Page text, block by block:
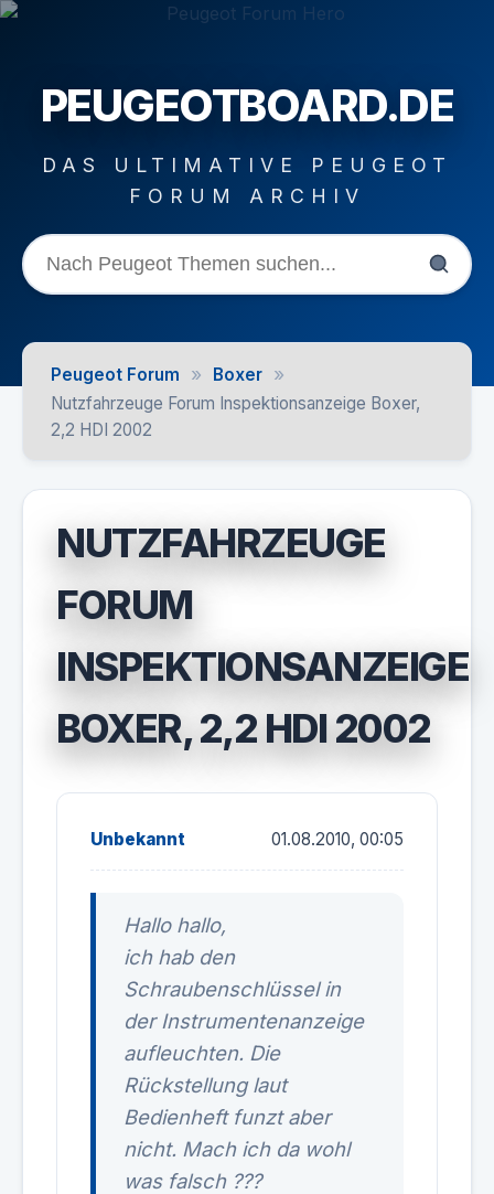
PEUGEOTBOARD.DE
DAS ULTIMATIVE PEUGEOT
FORUM ARCHIV
Peugeot Forum » Boxer »
Nutzfahrzeuge Forum Inspektionsanzeige Boxer,
2,2 HDI 2002
NUTZFAHRZEUGE
FORUM
INSPEKTIONSANZEIGE
BOXER, 2,2 HDI 2002
Unbekannt 01.08.2010, 00:05
Hallo hallo,
ich hab den
Schraubenschlüssel in
der Instrumentenanzeige
aufleuchten. Die
Rückstellung laut
Bedienheft funzt aber
nicht. Mach ich da wohl
was falsch ???